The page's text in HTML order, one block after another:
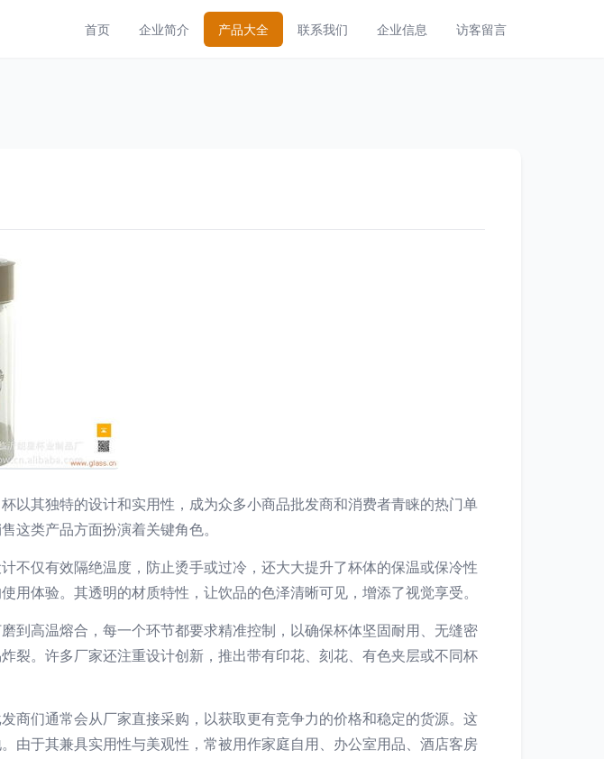
首页 企业简介 产品大全 联系我们 企业信息 访客留言
以其独特的设计和实用性，成为众多小商品批发商和消费者青睐的热门单
这类产品方面扮演着关键角色。
不仅有效隔绝温度，防止烫手或过冷，还大大提升了杯体的保温或保冷性
体验。其透明的材质特性，让饮品的色泽清晰可见，增添了视觉享受。
到高温熔合，每一个环节都要求精准控制，以确保杯体坚固耐用、无缝密
裂。许多厂家还注重设计创新，推出带有印花、刻花、有色夹层或不同杯
商们通常会从厂家直接采购，以获取更有竞争力的价格和稳定的货源。这
由于其兼具实用性与美观性，常被用作家庭自用、办公室用品、酒店客房